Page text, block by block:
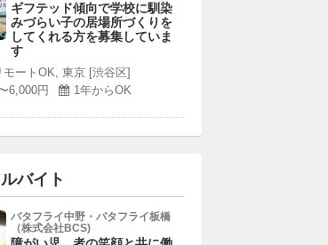
ギフテッド傾向で学校に馴染
みづらい子の居場所づくりを
してくれる方を募集していま
す
モートOK, 東京 [渋谷区]
6,000円
1年からOK
バイト
バタフライ中野・バタフライ板橋
（株式会社BCS)